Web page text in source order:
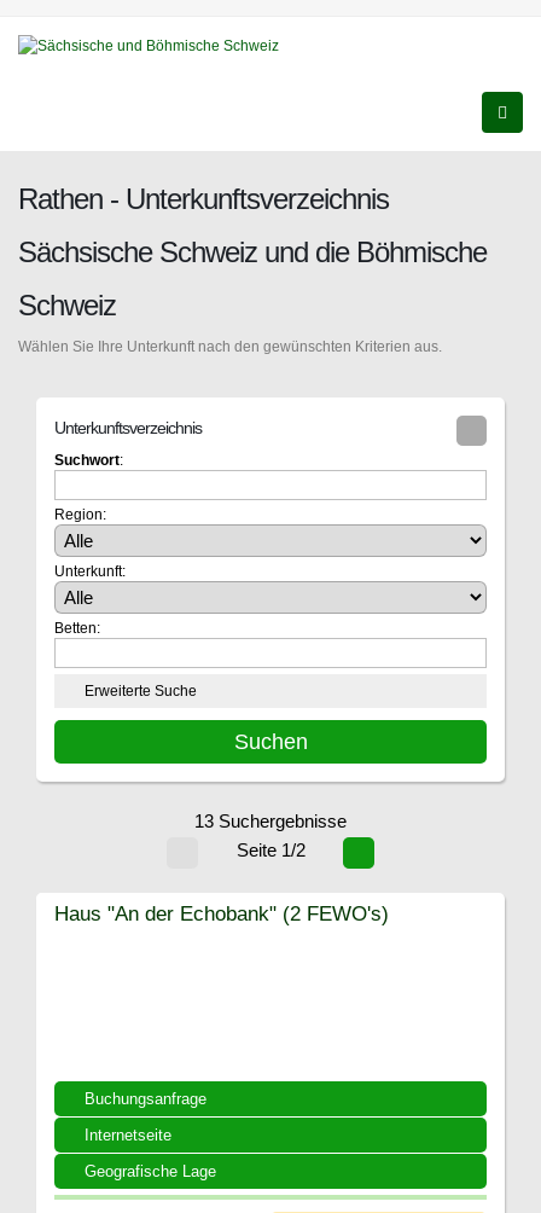
Rathen - Unterkunftsverzeichnis
Sächsische Schweiz und die Böhmische
Schweiz
Wählen Sie Ihre Unterkunft nach den gewünschten Kriterien aus.
Unterkunftsverzeichnis
Suchwort:
Region:
Unterkunft:
Betten:
Erweiterte Suche
13 Suchergebnisse
Seite 1/2
Buchungsanfrage
Internetseite
Geografische Lage
Haus "An der Echobank" (2 FEWO's)